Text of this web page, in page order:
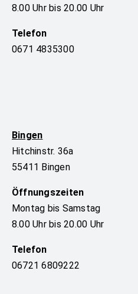
8.00 Uhr bis 20.00 Uhr
Telefon
0671 4835300
Bingen
Hitchinstr. 36a
55411 Bingen
Öffnungszeiten
Montag bis Samstag
8.00 Uhr bis 20.00 Uhr
Telefon
06721 6809222